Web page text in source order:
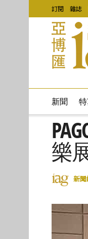
訂閱 雜誌
新聞
樂
新